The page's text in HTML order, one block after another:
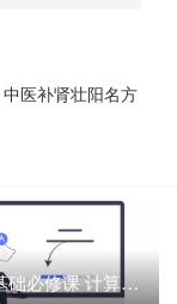
中医补肾壮阳名方
IT人员基础必修课 计算机网络底层原理